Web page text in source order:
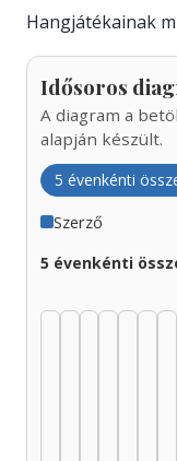
Hangjátékainak
Idősoros
A diagram a
alapján készült.
5 évenkénti
Szerző
5 évenkénti